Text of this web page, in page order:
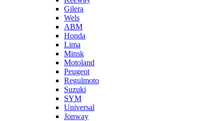
Gilera
Wels
ABM
Honda
Lima
Minsk
Motoland
Peugeot
Regulmoto
Suzuki
SYM
Universal
Jonway